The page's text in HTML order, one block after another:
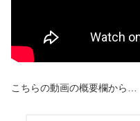
こちらの動画の概要欄から…